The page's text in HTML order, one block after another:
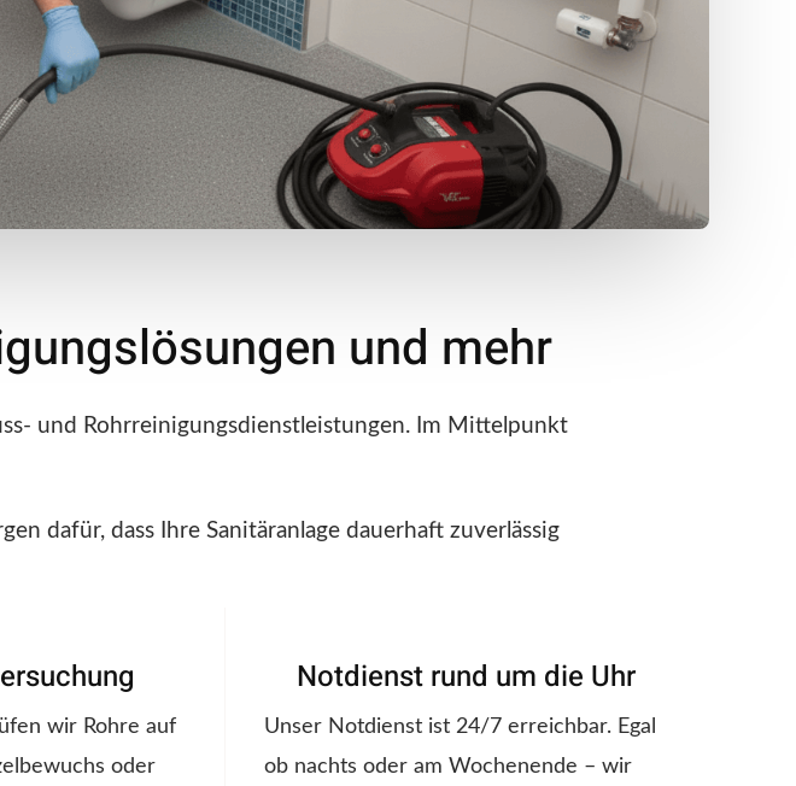
und mehr
und Rohrreinigungsdienstleistungen. Im Mittelpunkt
dafür, dass Ihre Sanitäranlage dauerhaft zuverlässig
wir Rohre auf
oder
Notdienst rund um die Uhr
Unser Notdienst ist 24/7 erreichbar. Egal
ob nachts oder am Wochenende – wir